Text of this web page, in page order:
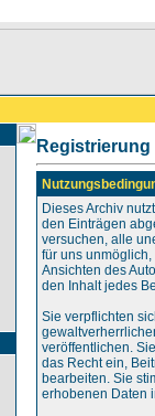
Registrierung
Dieses Archiv
den Einträgen
versuchen, alle
für uns
Ansichten des
den Inhalt jedes
Sie verpflichten
veröffentlichen.
das Recht ein,
bearbeiten. Sie
erhobenen Daten